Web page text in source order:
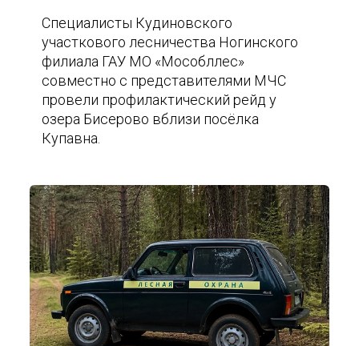
Специалисты Кудиновского
участкового лесничества Ногинского
филиала ГАУ МО «Мособллес»
совместно с представителями МЧС
провели профилактический рейд у
озера Бисерово вблизи посёлка
Купавна.